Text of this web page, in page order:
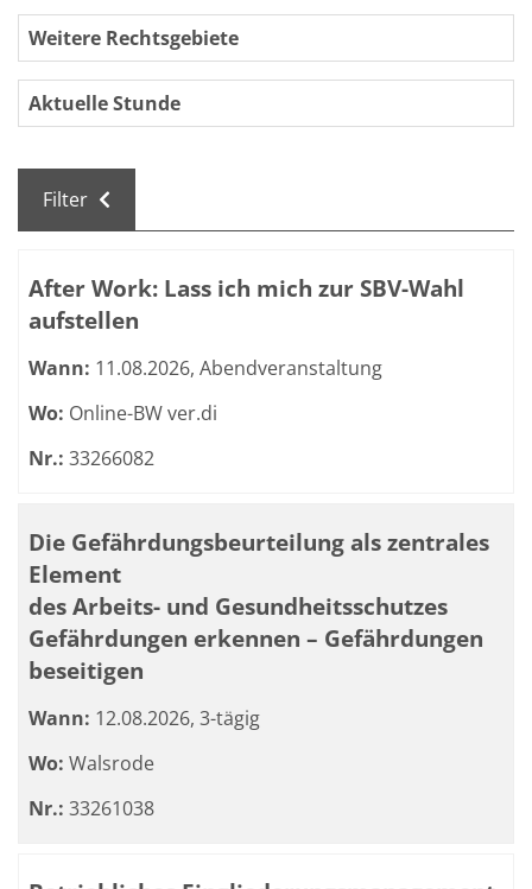
Weitere Rechtsgebiete
Aktuelle Stunde
Filter
After Work: Lass ich mich zur SBV-Wahl
aufstellen
Wann: 11.08.2026, Abendveranstaltung
Wo: Online-BW ver.di
Nr.: 33266082
Die Gefährdungsbeurteilung als zentrales
Element
des Arbeits- und Gesundheitsschutzes
Gefährdungen erkennen – Gefährdungen
beseitigen
Wann: 12.08.2026, 3-tägig
Wo: Walsrode
Nr.: 33261038